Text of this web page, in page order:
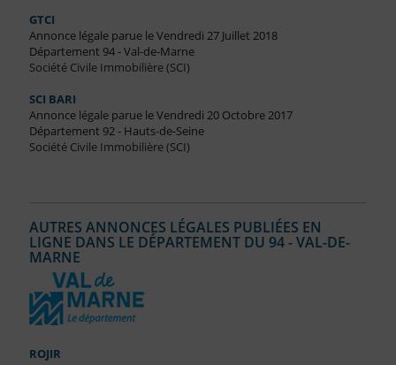
GTCI
Annonce légale parue le Vendredi 27 Juillet 2018
Département 94 - Val-de-Marne
Société Civile Immobilière (SCI)
SCI BARI
Annonce légale parue le Vendredi 20 Octobre 2017
Département 92 - Hauts-de-Seine
Société Civile Immobilière (SCI)
AUTRES ANNONCES LÉGALES PUBLIÉES EN
LIGNE DANS LE DÉPARTEMENT DU 94 - VAL-DE-
MARNE
ROJIR